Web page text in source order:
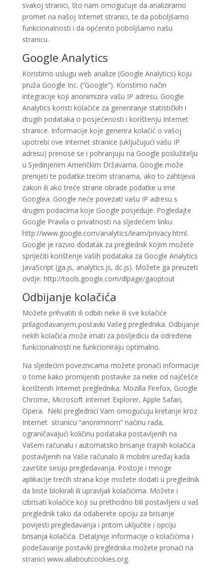
svakoj stranici, što nam omogućuje da analiziramo
promet na našoj Internet stranici, te da poboljšamo
funkcionalnosti i da općenito poboljšamo našu
stranicu.
Google Analytics
Koristimo uslugu web analize (Google Analytics) koju
pruža Google Inc. (“Google”). Koristimo način
integracije koji anonimizira vašu IP adresu. Google
Analytics koristi kolačiće za generiranje statističkih i
drugih podataka o posjećenosti i korištenju Internet
stranice. Informacije koje generira kolačić o vašoj
upotrebi ove Internet stranice (uključujući vašu IP
adresu) prenose se i pohranjuju na Google poslužitelju
u Sjedinjenim Američkim Državama. Google može
prenijeti te podatke trećim stranama, ako to zahtijeva
zakon ili ako treće strane obrade podatke u ime
Googlea. Google neće povezati vašu IP adresu s
drugim podacima koje Google posjeduje. Pogledajte
Google Pravila o privatnosti na sljedećem linku:
http://www.google.com/analytics/learn/privacy.html.
Google je razvio dodatak za preglednik kojim možete
spriječiti korištenje vaših podataka za Google Analytics
JavaScript (ga.js, analytics.js, dc.js). Možete ga preuzeti
ovdje: http://tools.google.com/dlpage/gaoptout
Odbijanje kolačića
Možete prihvatiti ili odbiti neke ili sve kolačiće
prilagođavanjem postavki Vašeg preglednika. Odbijanje
nekih kolačića može imati za posljedicu da određene
funkcionalnosti ne funkcioniraju optimalno.
Na sljedećim poveznicama možete pronaći informacije
o tome kako promijeniti postavke za neke od najčešće
korištenih Internet preglednika: Mozilla Firefox, Google
Chrome, Microsoft Internet Explorer, Apple Safari,
Opera. Neki preglednici Vam omogućuju kretanje kroz
Internet stranicu “anonimnom” načinu rada,
ograničavajući količinu podataka postavljenih na
Vašem računalu i automatsko brisanje trajnih kolačića
postavljenih na Vaše računalo ili mobilni uređaj kada
završite sesiju pregledavanja. Postoje i mnoge
aplikacije trećih strana koje možete dodati u preglednik
da biste blokirali ili upravljali kolačićima. Možete i
izbrisati kolačiće koji su prethodno bili postavljeni u vaš
preglednik tako da odaberete opciju za brisanje
povijesti pregledavanja i pritom uključite i opciju
brisanja kolačića. Detaljnije informacije o kolačićima i
podešavanje postavki preglednika možete pronaći na
stranici www.allaboutcookies.org.